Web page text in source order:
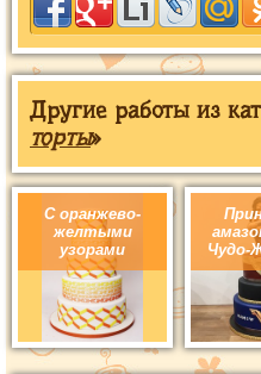
Другие работы из
торты»
С оранжево-
желтыми
узорами
Чудо-